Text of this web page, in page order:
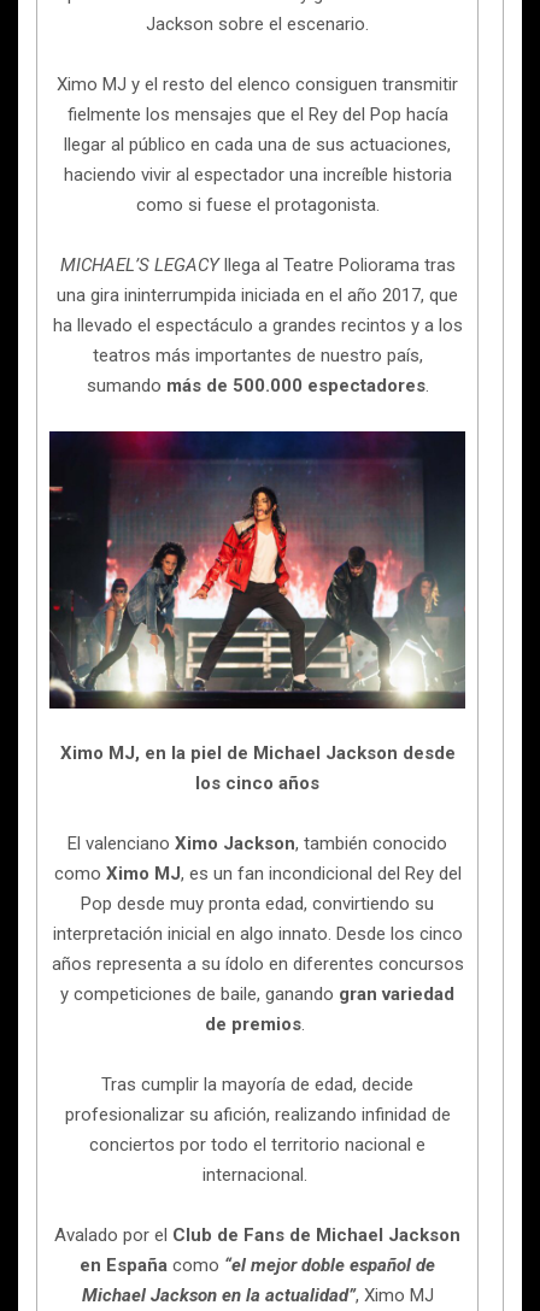
Jackson sobre el escenario.
Ximo MJ y el resto del elenco consiguen transmitir
fielmente los mensajes que el Rey del Pop hacía
llegar al público en cada una de sus actuaciones,
haciendo vivir al espectador una increíble historia
como si fuese el protagonista.
MICHAEL’S LEGACYllega al Teatre Poliorama tras
una gira ininterrumpida iniciada en el año 2017, que
ha llevado el espectáculo a grandes recintos y a los
teatros más importantes de nuestro país,
sumando más de 500.000 espectadores.
Ximo MJ, en la piel de Michael Jackson desde
los cinco años
El valenciano Ximo Jackson, también conocido
como Ximo MJ, es un fan incondicional del Rey del
Pop desde muy pronta edad, convirtiendo su
interpretación inicial en algo innato. Desde los cinco
años representa a su ídolo en diferentes concursos
y competiciones de baile, ganando gran variedad
de premios.
Tras cumplir la mayoría de edad, decide
profesionalizar su afición, realizando infinidad de
conciertos por todo el territorio nacional e
internacional.
Avalado por el Club de Fans de Michael Jackson
en España como “el mejor doble español de
Michael Jackson en la actualidad”, Ximo MJ